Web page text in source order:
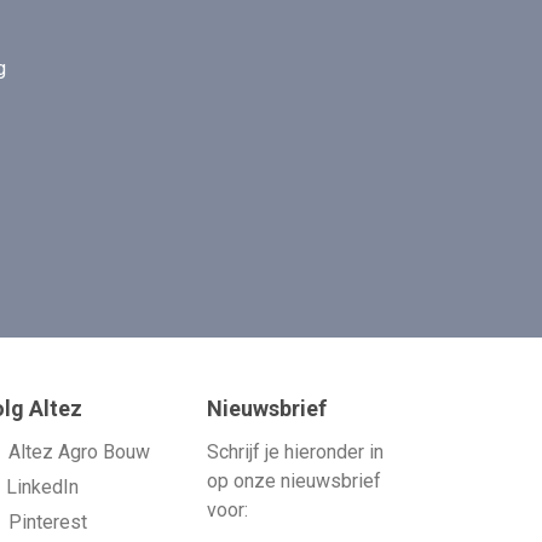
Altez
Altez Agro Bouw
LinkedIn
Pinterest
Nieuwsbrief
Schrijf je hieronder in
op onze nieuwsbrief
voor: